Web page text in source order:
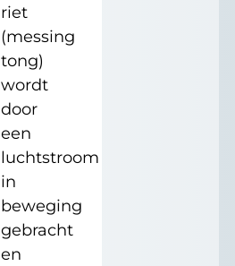
riet
(messing
tong)
wordt
door
een
luchtstroom
in
beweging
gebracht
en